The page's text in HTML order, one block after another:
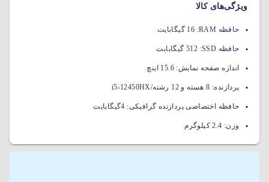
ویژگی‌های کالا
حافظه RAM: 16 گیگابایت
حافظه SSD: 512 گیگابایت
اندازه صفحه نمایش:15.6 اینچ
پردازنده: 8 هسته و 12 رشته/i5-12450HX
حافظه اختصاصی پردازنده گرافیکی: 4گیگابایت
وزن: 2.4 کیلوگرم